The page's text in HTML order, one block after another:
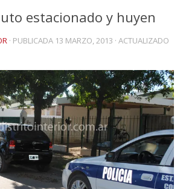
estacionado y huyen
· PUBLICADA 13 MARZO, 2013 · ACTUALIZADO